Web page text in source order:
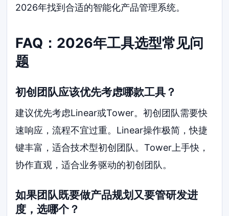
2026年找到合适的智能化产品管理系统。
FAQ：2026年工具选型常见问
题
初创团队应该优先考虑哪款工具？
建议优先考虑Linear或Tower。初创团队需要快
速响应，流程不宜过重。Linear操作极简，快捷
键丰富，适合技术型初创团队。Tower上手快，
协作直观，适合业务驱动的初创团队。
如果团队既要做产品规划又要管研发进
度，选哪个？